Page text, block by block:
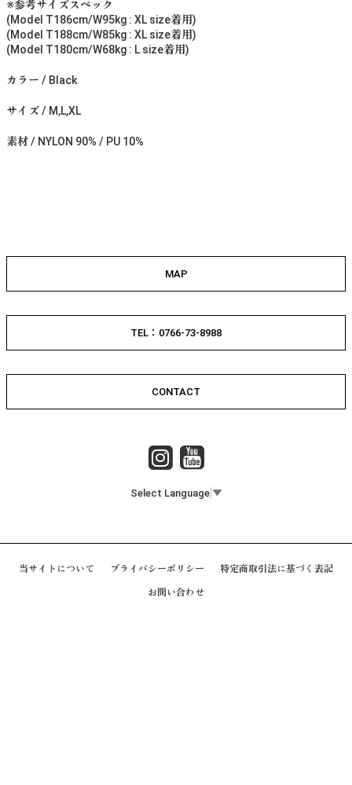
※参考サイズスペック
(Model T186cm/W95kg : XL size着用)
(Model T188cm/W85kg : XL size着用)
(Model T180cm/W68kg : L size着用)
カラー / Black
サイズ / M,L,XL
素材 / NYLON 90% / PU 10%
MAP
TEL：0766-73-8988
CONTACT
Select Language ▼
当サイトについて プライバシーポリシー 特定商取引法に基づく表記
お問い合わせ